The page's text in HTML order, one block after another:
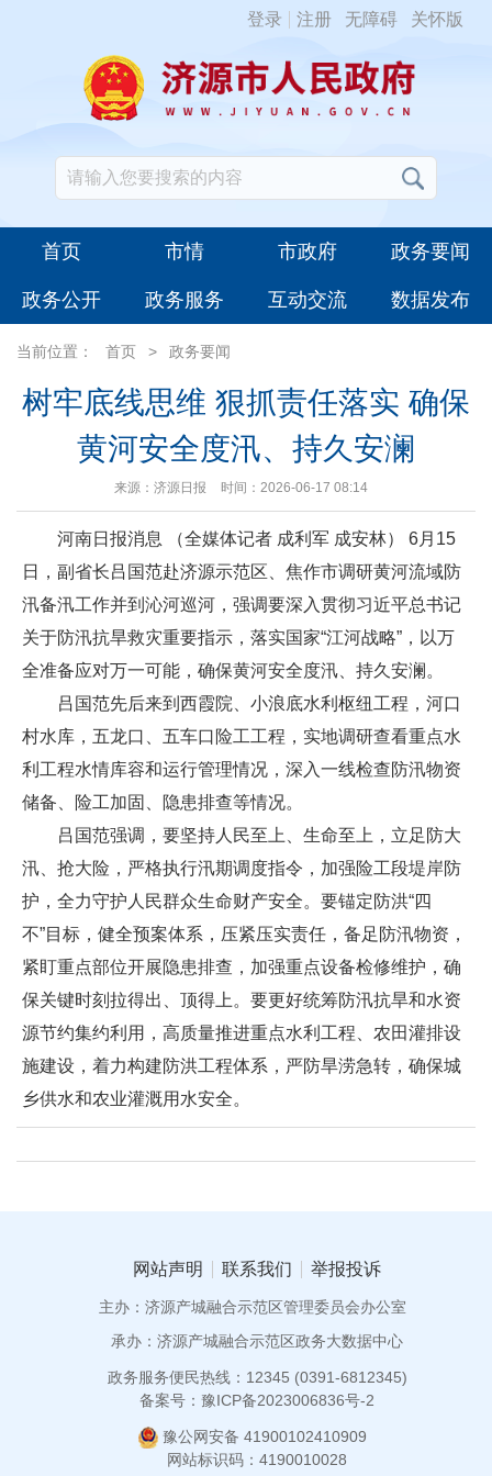
登录 注册 无障碍 关怀版
首页 市情 市政府 政务要闻
政务公开 政务服务 互动交流 数据发布
当前位置： 首页 > 政务要闻
树牢底线思维 狠抓责任落实 确保
黄河安全度汛、持久安澜
来源：济源日报 时间：2026-06-17 08:14
河南日报消息 （全媒体记者 成利军 成安林） 6月15
日，副省长吕国范赴济源示范区、焦作市调研黄河流域防
汛备汛工作并到沁河巡河，强调要深入贯彻习近平总书记
关于防汛抗旱救灾重要指示，落实国家“江河战略”，以万
全准备应对万一可能，确保黄河安全度汛、持久安澜。
吕国范先后来到西霞院、小浪底水利枢纽工程，河口
村水库，五龙口、五车口险工工程，实地调研查看重点水
利工程水情库容和运行管理情况，深入一线检查防汛物资
储备、险工加固、隐患排查等情况。
吕国范强调，要坚持人民至上、生命至上，立足防大
汛、抢大险，严格执行汛期调度指令，加强险工段堤岸防
护，全力守护人民群众生命财产安全。要锚定防洪“四
不”目标，健全预案体系，压紧压实责任，备足防汛物资，
紧盯重点部位开展隐患排查，加强重点设备检修维护，确
保关键时刻拉得出、顶得上。要更好统筹防汛抗旱和水资
源节约集约利用，高质量推进重点水利工程、农田灌排设
施建设，着力构建防洪工程体系，严防旱涝急转，确保城
乡供水和农业灌溉用水安全。
网站声明 联系我们 举报投诉
主办：济源产城融合示范区管理委员会办公室
承办：济源产城融合示范区政务大数据中心
政务服务便民热线：12345 (0391-6812345)
备案号：豫ICP备2023006836号-2
豫公网安备 41900102410909
网站标识码：4190010028